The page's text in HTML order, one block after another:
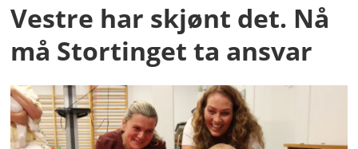
Vestre har skjønt det. Nå
må Stortinget ta ansvar